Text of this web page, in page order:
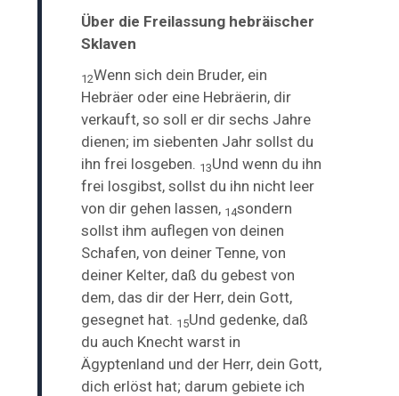
Über die Freilassung hebräischer
Sklaven
12Wenn sich dein Bruder, ein
Hebräer oder eine Hebräerin, dir
verkauft, so soll er dir sechs Jahre
dienen; im siebenten Jahr sollst du
ihn frei losgeben. 13Und wenn du ihn
frei losgibst, sollst du ihn nicht leer
von dir gehen lassen, 14sondern
sollst ihm auflegen von deinen
Schafen, von deiner Tenne, von
deiner Kelter, daß du gebest von
dem, das dir der Herr, dein Gott,
gesegnet hat. 15Und gedenke, daß
du auch Knecht warst in
Ägyptenland und der Herr, dein Gott,
dich erlöst hat; darum gebiete ich